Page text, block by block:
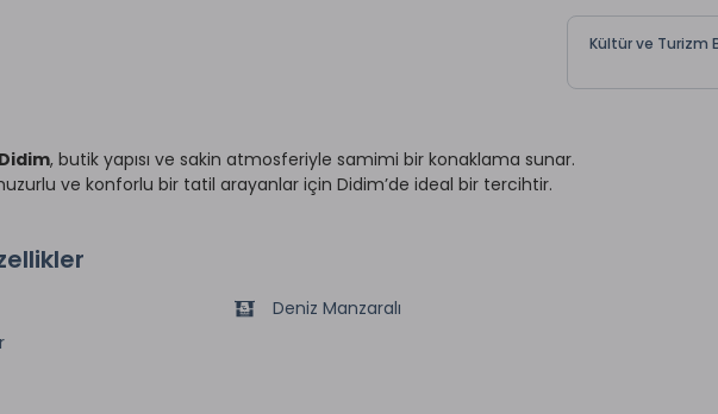
Kültür ve Turizm
, butik yapısı ve sakin atmosferiyle samimi bir konaklama sunar.
ve konforlu bir tatil arayanlar için Didim’de ideal bir tercihtir.
Deniz Manzaralı